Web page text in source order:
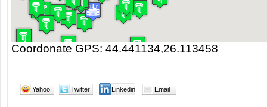
Coordonate GPS: 44.441134,26.113458
Yahoo Twitter Linkedin Email